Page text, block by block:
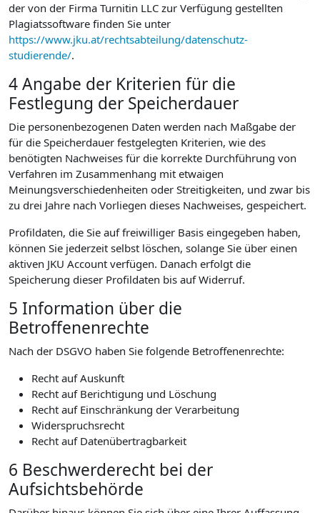
der von der Firma Turnitin LLC zur Verfügung gestellten
Plagiatssoftware finden Sie unter
https://www.jku.at/rechtsabteilung/datenschutz-
studierende/.
4 Angabe der Kriterien für die
Festlegung der Speicherdauer
Die personenbezogenen Daten werden nach Maßgabe der
für die Speicherdauer festgelegten Kriterien, wie des
benötigten Nachweises für die korrekte Durchführung von
Verfahren im Zusammenhang mit etwaigen
Meinungsverschiedenheiten oder Streitigkeiten, und zwar bis
zu drei Jahre nach Vorliegen dieses Nachweises, gespeichert.
Profildaten, die Sie auf freiwilliger Basis eingegeben haben,
können Sie jederzeit selbst löschen, solange Sie über einen
aktiven JKU Account verfügen. Danach erfolgt die
Speicherung dieser Profildaten bis auf Widerruf.
5 Information über die
Betroffenenrechte
Nach der DSGVO haben Sie folgende Betroffenenrechte:
Recht auf Auskunft
Recht auf Berichtigung und Löschung
Recht auf Einschränkung der Verarbeitung
Widerspruchsrecht
Recht auf Datenübertragbarkeit
6 Beschwerderecht bei der
Aufsichtsbehörde